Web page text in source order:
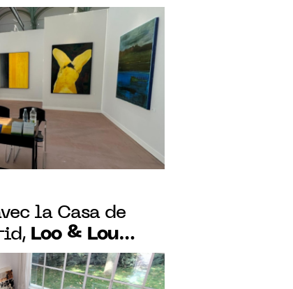
la Casa de
Loo & Lou
"Aller-